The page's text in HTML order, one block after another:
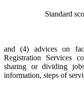
Standard scores
and (4) advices on
Registration Services
sharing or dividing
information, steps of